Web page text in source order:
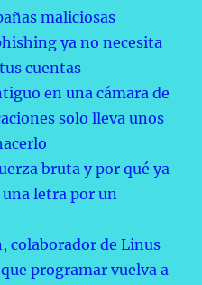
maliciosas
ya no necesita
cuentas
en una cámara de
solo lleva unos
bruta y por qué ya
letra por un
colaborador de Linus
programar vuelva a